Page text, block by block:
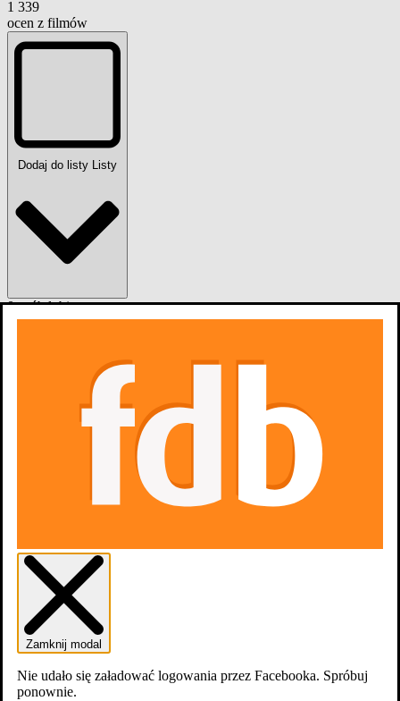
1 339
ocen z filmów
Dodaj do listy Listy
0 osób lubi
Zamknij modal
Nie udało się załadować logowania przez Facebooka. Spróbuj
ponownie.